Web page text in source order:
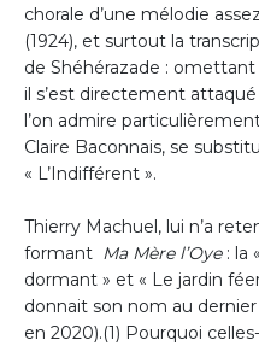
chorale d’une mélodie
(1924), et surtout la
de Shéhérazade :
il s’est directement
l’on admire
Claire Baconnais, se
« L’Indifférent ».
Thierry Machuel, lui n’a
formant Ma Mère l’Oye: la
dormant » et « Le jardin
donnait son nom au
en 2020).(1) Pourquoi